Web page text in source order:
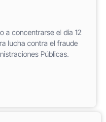
a concentrarse el día 12
lucha contra el fraude
Públicas.